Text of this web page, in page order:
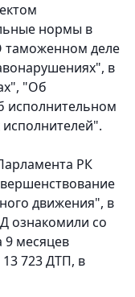
нормы в
таможенном деле
в
"Об
исполнительном
исполнителей".
РК
движения", в
ознакомили со
9 месяцев
723 ДТП, в